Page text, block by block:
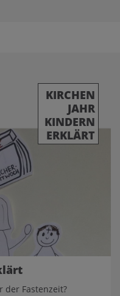
KIRCHEN
JAHR
KINDERN
ERKLÄRT
Fastenzeit?